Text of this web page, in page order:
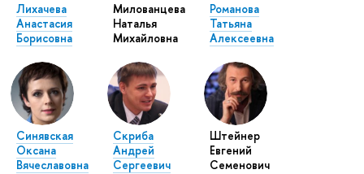
Лихачева
Анастасия
Борисовна
Милованцева
Наталья
Михайловна
Романова
Татьяна
Алексеевна
Синявская
Оксана
Вячеславовна
Скриба
Андрей
Сергеевич
Штейнер
Евгений
Семенович